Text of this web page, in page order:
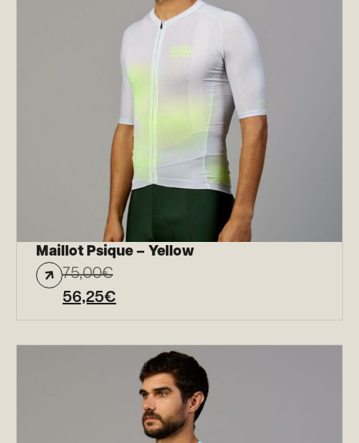
Maillot Psique – Yellow
75,00€
56,25€